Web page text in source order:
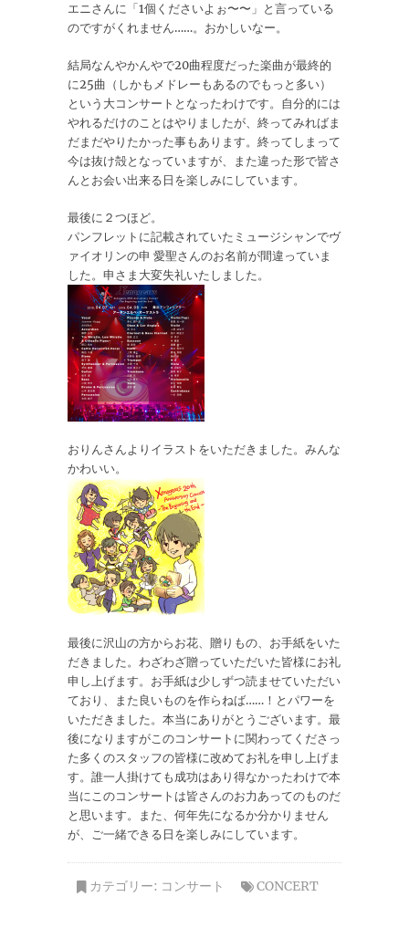
エニさんに「1個くださいよぉ〜〜」と言っている
のですがくれません……。おかしいなー。
結局なんやかんやで20曲程度だった楽曲が最終的
に25曲（しかもメドレーもあるのでもっと多い）
という大コンサートとなったわけです。自分的には
やれるだけのことはやりましたが、終ってみればま
だまだやりたかった事もあります。終ってしまって
今は抜け殻となっていますが、また違った形で皆さ
んとお会い出来る日を楽しみにしています。
最後に２つほど。
パンフレットに記載されていたミュージシャンでヴ
ァイオリンの申 愛聖さんのお名前が間違っていま
した。申さま大変失礼いたしました。
おりんさんよりイラストをいただきました。みんな
かわいい。
最後に沢山の方からお花、贈りもの、お手紙をいた
だきました。わざわざ贈っていただいた皆様にお礼
申し上げます。お手紙は少しずつ読ませていただい
ており、また良いものを作らねば……！とパワーを
いただきました。本当にありがとうございます。最
後になりますがこのコンサートに関わってくださっ
た多くのスタッフの皆様に改めてお礼を申し上げま
す。誰一人掛けても成功はあり得なかったわけで本
当にこのコンサートは皆さんのお力あってのものだ
と思います。また、何年先になるか分かりません
が、ご一緒できる日を楽しみにしています。
カテゴリー: コンサート CONCERT